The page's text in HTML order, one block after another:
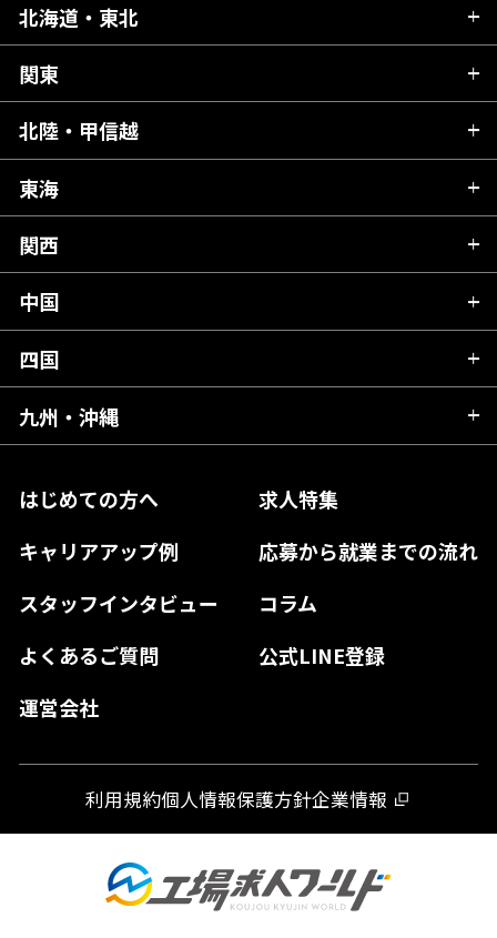
はじめての方へ
求人特集
キャリアアップ例
応募から就業までの流れ
スタッフインタビュー
コラム
よくあるご質問
公式LINE登録
運営会社
北海道・東北
北海道
青森県
秋田県
岩手県
宮城県
福島県
関東
茨城県
栃木県
群馬県
埼玉県
千葉県
東京都
神奈川県
北陸・甲信越
新潟県
富山県
石川県
山梨県
長野県
東海
岐阜県
静岡県
愛知県
関西
滋賀県
京都府
大阪府
奈良県
和歌山県
中国
広島県
岡山県
島根県
山口県
四国
愛媛県
徳島県
九州・沖縄
熊本県
宮崎県
利用規約個人情報保護方針企業情報